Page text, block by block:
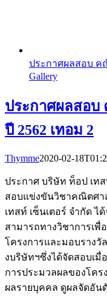
ประกาศผลสอบ ค
Gallery
ประกาศผลสอ
ปี 2562 เทอม 2
Thymme2020-02-
ประกาศ บริษัท ท็อป เทส
สอบแข่งขันวิชาคณิตศา
เทสท์ เซ็นเตอร์ จำกัด
สามารถทางวิชาการเพื่
โครงการและมอบราง
งบริษัทฯซึ่งได้จัดสอบเมื่
การประมวลผลของโครง
ผลรายบุคคล ดูผลจัดอัน